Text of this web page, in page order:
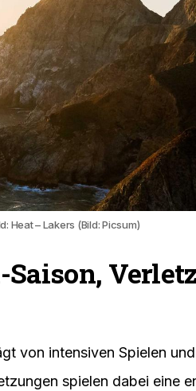
Heat – Lakers (Bild: Picsum)
von intensiven Spielen
spielen dabei eine